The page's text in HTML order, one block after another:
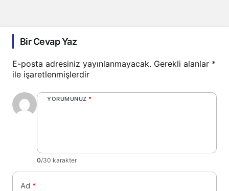
Bir Cevap Yaz
E-posta adresiniz yayınlanmayacak. Gerekli alanlar *
ile işaretlenmişlerdir
YORUMUNUZ *
0/30 karakter
Ad *